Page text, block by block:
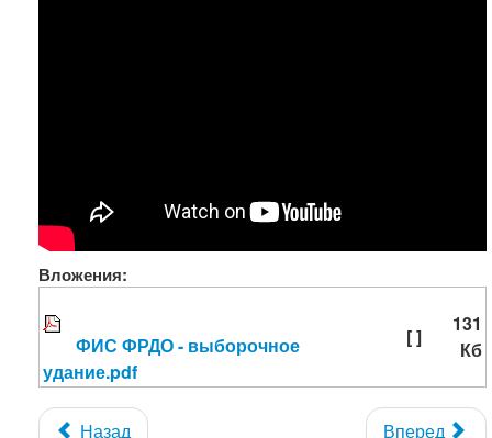
Вложения:
ФИС ФРДО - выборочное
удание.pdf
[ ]
131
Кб
Назад Вперед